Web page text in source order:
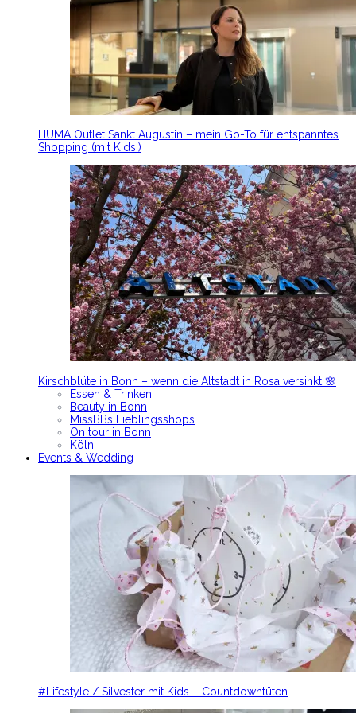
HUMA Outlet Sankt Augustin – mein Go-To für entspanntes
Shopping (mit Kids!)
Kirschblüte in Bonn – wenn die Altstadt in Rosa versinkt 🌸
Essen & Trinken
Beauty in Bonn
MissBBs Lieblingsshops
On tour in Bonn
Köln
Events & Wedding
#Lifestyle / Silvester mit Kids – Countdowntüten